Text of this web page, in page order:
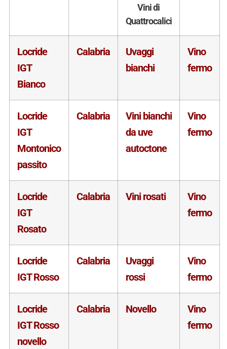
Vini di
Quattrocalici
Locride
IGT
Bianco
Calabria
Uvaggi
bianchi
Vino
fermo
Locride
IGT
Montonico
passito
Calabria
Vini bianchi
da uve
autoctone
Vino
fermo
Locride
IGT
Rosato
Calabria Vini rosati
Vino
fermo
Locride
IGT Rosso
Calabria
Uvaggi
rossi
Vino
fermo
Locride
IGT Rosso
novello
Calabria Novello
Vino
fermo